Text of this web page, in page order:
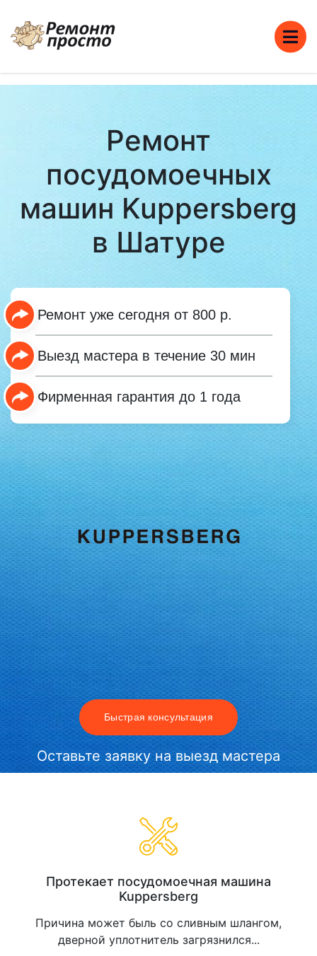
Ремонт
посудомоечных
машин Kuppersberg
в Шатуре
Ремонт уже сегодня от 800 р.
Выезд мастера в течение 30 мин
Фирменная гарантия до 1 года
Быстрая консультация
Оставьте заявку на выезд мастера
Протекает посудомоечная машина
Kuppersberg
Причина может быль со сливным шлангом,
дверной уплотнитель загрязнился...